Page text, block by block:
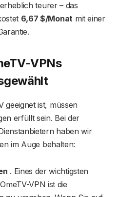
teurer – das
6,67 $/Monatmit einer
VPNs
geeignet ist, müssen
erfüllt sein. Bei der
haben wir
im Auge behalten:
. Eines der wichtigsten
VPN ist die